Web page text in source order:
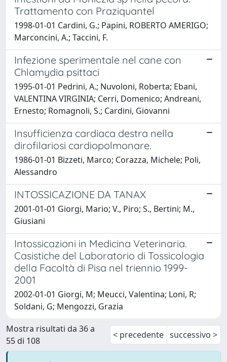
Trattamento con Praziquantel
1998-01-01 Cardini, G.; Papini, ROBERTO AMERIGO;
Marconcini, A.; Taccini, F.
Infezione sperimentale nel cane con
Chlamydia psittaci
1995-01-01 Pedrini, A.; Nuvoloni, Roberta; Ebani,
VALENTINA VIRGINIA; Cerri, Domenico; Andreani,
Ernesto; Romagnoli, S.; Cardini, Giovanni
Insufficienza cardiaca destra nella
dirofilariosi cardiopolmonare.
1986-01-01 Bizzeti, Marco; Corazza, Michele; Poli,
Alessandro
INTOSSICAZIONE DA TANAX
2001-01-01 Giorgi, Mario; V., Piro; S., Bertini; M.,
Giusiani
Intossicazioni in Medicina Veterinaria.
Casistiche del Laboratorio di Tossicologia
della Facoltà di Pisa nel triennio 1999-
2001
2002-01-01 Giorgi, M; Meucci, Valentina; Loni, R;
Soldani, G; Mengozzi, Grazia
Mostra risultati da 36 a
55 di 108
< precedente successivo >